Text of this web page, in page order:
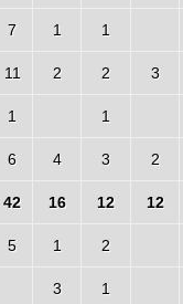
7 1 1
11 2 2 3
1 1
6 4 3 2
42 16 12 12
5 1 2
3 1